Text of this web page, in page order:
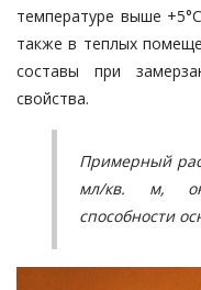
температуре выше
также в теплых
составы при
свойства.
Примерный
мл/кв. м,
способности